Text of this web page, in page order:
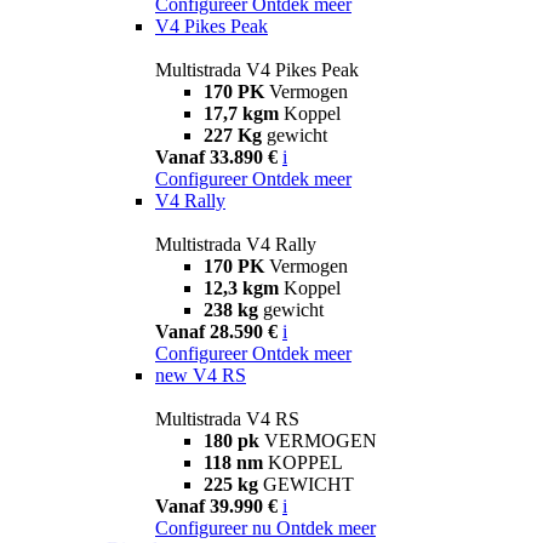
V4 Pikes Peak
Multistrada V4 Pikes Peak
170 PK Vermogen
17,7 kgm Koppel
227 Kg gewicht
Vanaf 33.890 € i
Configureer Ontdek meer
V4 Rally
Multistrada V4 Rally
170 PK Vermogen
12,3 kgm Koppel
238 kg gewicht
Vanaf 28.590 € i
Configureer Ontdek meer
new V4 RS
Multistrada V4 RS
180 pk VERMOGEN
118 nm KOPPEL
225 kg GEWICHT
Vanaf 39.990 € i
Configureer nu Ontdek meer